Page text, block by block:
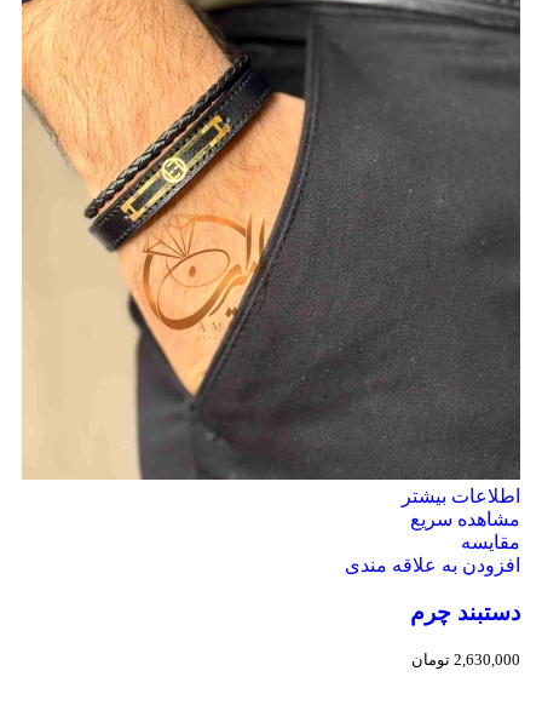
اطلاعات بیشتر
مشاهده سریع
مقایسه
افزودن به علاقه مندی
دستبند چرم
2,630,000 تومان